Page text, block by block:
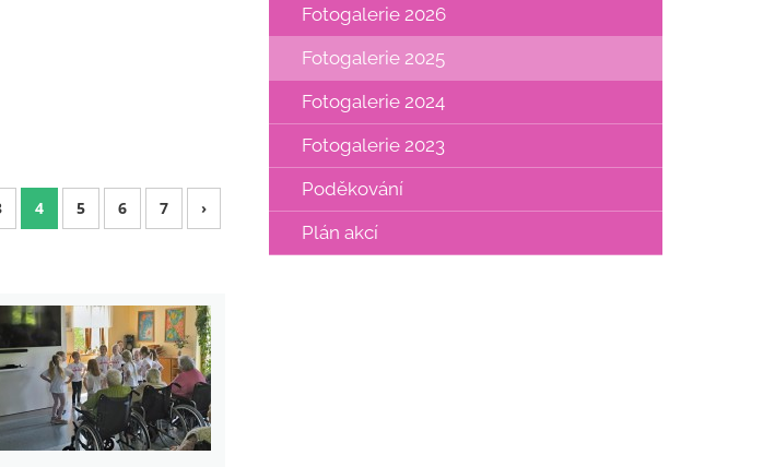
4 5 6 7 ›
Fotogalerie 2026
Fotogalerie 2025
Fotogalerie 2024
Fotogalerie 2023
Poděkování
Plán akcí